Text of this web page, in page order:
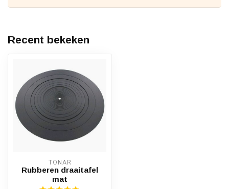
Recent bekeken
TONAR
Rubberen draaitafel
mat